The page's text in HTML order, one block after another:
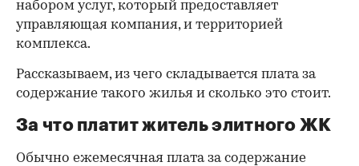
набором услуг, который предоставляет
управляющая компания, и территорией
комплекса.
Рассказываем, из чего складывается плата за
содержание такого жилья и сколько это стоит.
За что платит житель элитного ЖК
Обычно ежемесячная плата за содержание